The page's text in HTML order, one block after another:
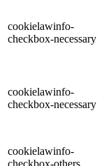
cookielawinfo-
checkbox-necessary
cookielawinfo-
checkbox-necessary
cookielawinfo-
checkbox-others